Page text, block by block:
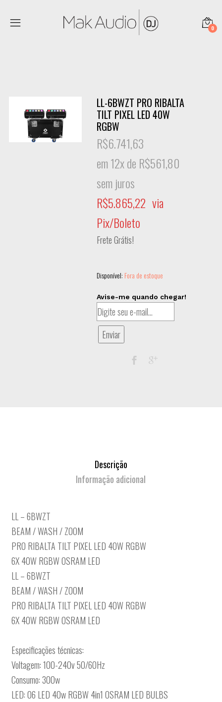
0
LL-6BWZT PRO RIBALTA
TILT PIXEL LED 40W
RGBW
R$6.741,63
em 12x de R$561,80
sem juros
R$5.865,22 via
Pix/Boleto
Frete Grátis!
Disponível: Fora de estoque
Avise-me quando chegar!
Enviar
Descrição
Informação adicional
LL – 6BWZT
BEAM / WASH / ZOOM
PRO RIBALTA TILT PIXEL LED 40W RGBW
6X 40W RGBW OSRAM LED
LL – 6BWZT
BEAM / WASH / ZOOM
PRO RIBALTA TILT PIXEL LED 40W RGBW
6X 40W RGBW OSRAM LED
Especificações técnicas:
Voltagem: 100-240v 50/60Hz
Consumo: 300w
LED: 06 LED 40w RGBW 4in1 OSRAM LED BULBS